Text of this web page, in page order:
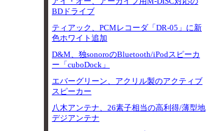
BDドライブ
ティアック、PCMレコーダ「DR-05」に新
色ホワイト追加
D&M、独sonoroのBluetooth/iPodスピーカ
ー「cuboDock」
エバーグリーン、アクリル製のアクティブ
スピーカー
八木アンテナ、26素子相当の高利得/薄型地
デジアンテナ